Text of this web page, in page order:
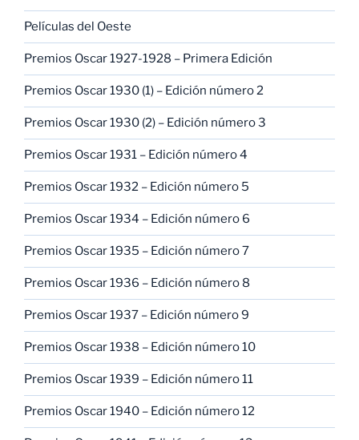
Películas del Oeste
Premios Oscar 1927-1928 – Primera Edición
Premios Oscar 1930 (1) – Edición número 2
Premios Oscar 1930 (2) – Edición número 3
Premios Oscar 1931 – Edición número 4
Premios Oscar 1932 – Edición número 5
Premios Oscar 1934 – Edición número 6
Premios Oscar 1935 – Edición número 7
Premios Oscar 1936 – Edición número 8
Premios Oscar 1937 – Edición número 9
Premios Oscar 1938 – Edición número 10
Premios Oscar 1939 – Edición número 11
Premios Oscar 1940 – Edición número 12